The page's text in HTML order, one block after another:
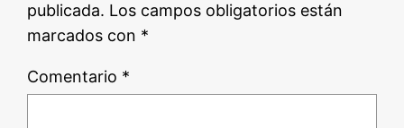
publicada. Los campos obligatorios están
marcados con *
Comentario *